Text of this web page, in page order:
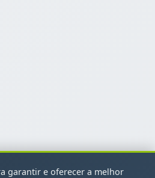
garantir e oferecer a melhor